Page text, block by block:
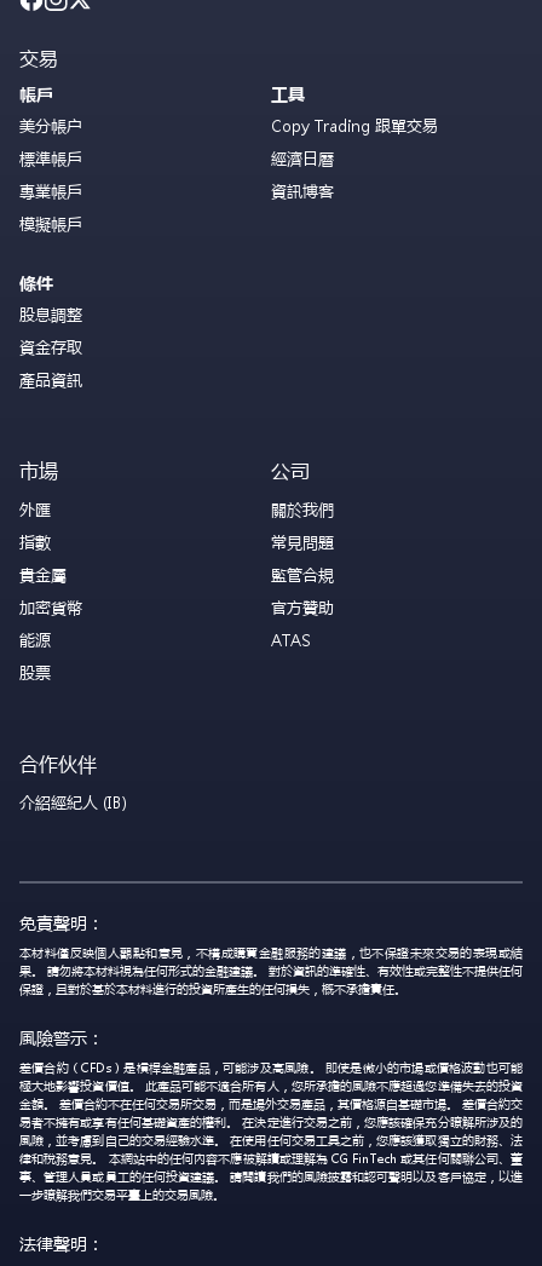
交易
帳戶
美分帳户
標準帳戶
專業帳戶
模擬帳戶
條件
股息調整
資金存取
產品資訊
工具
Copy Trading 跟單交易
經濟日曆
資訊博客
市場
外匯
指數
貴金屬
加密貨幣
能源
股票
公司
關於我們
常見問題
監管合規
官方贊助
ATAS
合作伙伴
介紹經紀人 (IB)
免責聲明：
本材料僅反映個人觀點和意見，不構成購買金融服務的建議，也不保證未來交易的表現或結
果。 請勿將本材料視為任何形式的金融建議。 對於資訊的準確性、有效性或完整性不提供任何
保證，且對於基於本材料進行的投資所產生的任何損失，概不承擔責任。
風險警示：
差價合約（CFDs）是槓桿金融產品，可能涉及高風險。 即使是微小的市場或價格波動也可能
極大地影響投資價值。 此產品可能不適合所有人，您所承擔的風險不應超過您準備失去的投資
金額。 差價合約不在任何交易所交易，而是場外交易產品，其價格源自基礎市場。 差價合約交
易者不擁有或享有任何基礎資產的權利。 在決定進行交易之前，您應該確保充分瞭解所涉及的
風險，並考慮到自己的交易經驗水準。 在使用任何交易工具之前，您應該獲取獨立的財務、法
律和稅務意見。 本網站中的任何內容不應被解讀或理解為 CG FinTech 或其任何關聯公司、董
事、管理人員或員工的任何投資建議。 請閱讀我們的風險披露和認可聲明以及客戶協定，以進
一步瞭解我們交易平臺上的交易風險。
法律聲明：